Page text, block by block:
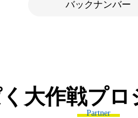
バックナンバー
大作戦プロ
Partner